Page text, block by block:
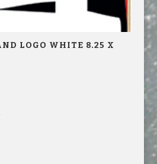
LOGO WHITE 8.25 X